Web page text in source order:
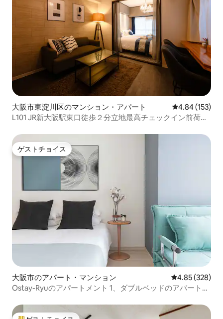
大阪市東淀川区のマンション・アパート レビュー153
4.84 (153)
L101 JR新大阪駅東口徒歩２分立地最高チェックイン前荷物
ゲストチョイス
ゲストチョイス
大阪市のアパート・マンション レビュー328
4.85 (328)
Ostay-Ryuのアパートメント 1、ダブルベッドのアパートメ